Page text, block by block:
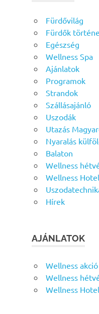
Fürdővilág
Fürdők
Egészség
Wellness Spa
Ajánlatok
Programok
Strandok
Szállásajánló
Uszodák
Utazás
Nyaralás
Balaton
Wellness
Wellness
Hírek
AJÁNLATOK
Wellness akció
Wellness
Wellness